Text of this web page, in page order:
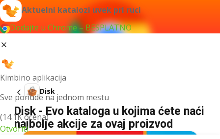
Aktuelni katalozi uvek pri ruci
Dodajte u Chrome – BESPLATNO
Kimbino aplikacija
Sve ponude na jednom mestu
(14.1K ocena)
Otvoriti
Disk
Disk - Evo kataloga u kojima ćete naći
najbolje akcije za ovaj proizvod